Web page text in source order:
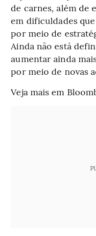
de carnes, além de
em dificuldades
por meio de
Ainda não está
aumentar ainda
por meio de novas
Veja mais em